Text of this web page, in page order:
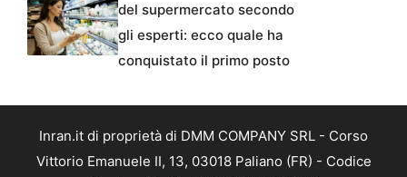
del supermercato secondo
gli esperti: ecco quale ha
conquistato il primo posto
Inran.it di proprietà di DMM COMPANY SRL - Corso
Vittorio Emanuele II, 13, 03018 Paliano (FR) - Codice